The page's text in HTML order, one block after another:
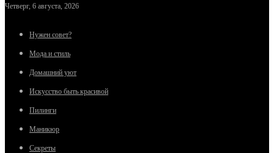
Четверг, 6 августа, 2026
Нужен совет?
Мода и стиль
Домашний уют
Искусство быть красивой
Пилинги
Маникюр
Секреты